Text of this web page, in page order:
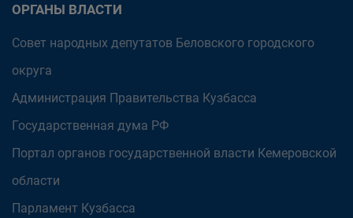
ОРГАНЫ ВЛАСТИ
Совет народных депутатов Беловского городского
округа
Администрация Правительства Кузбасса
Государственная дума РФ
Портал органов государственной власти Кемеровской
области
Парламент Кузбасса